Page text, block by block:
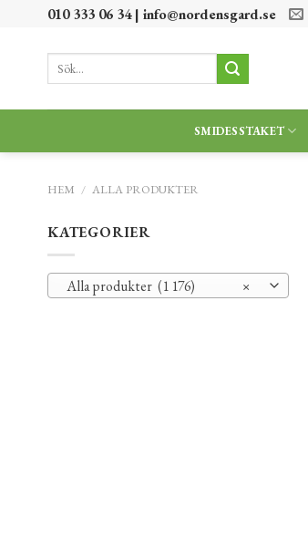
010 333 06 34 | info@nordensgard.se
efter:
SMIDESSTAKET
HEM / ALLA PRODUKTER
KATEGORIER
×
Alla produkter (1 176)